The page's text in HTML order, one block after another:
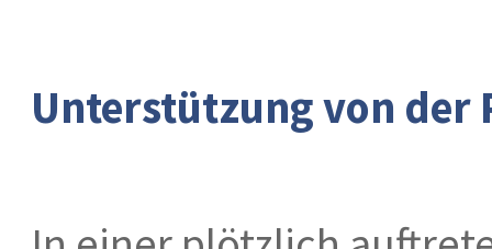
Unterstützung von der